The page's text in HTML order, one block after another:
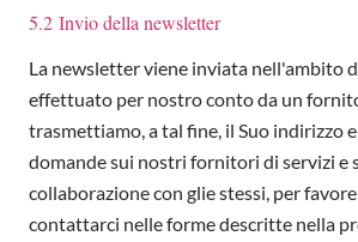
5.2 Invio della newsletter
La newsletter viene inviata nell'ambito
effettuato per nostro conto da un
trasmettiamo, a tal fine, il Suo indirizzo
domande sui nostri fornitori di servizi e
collaborazione con glie stessi, per
contattarci nelle forme descritte nella